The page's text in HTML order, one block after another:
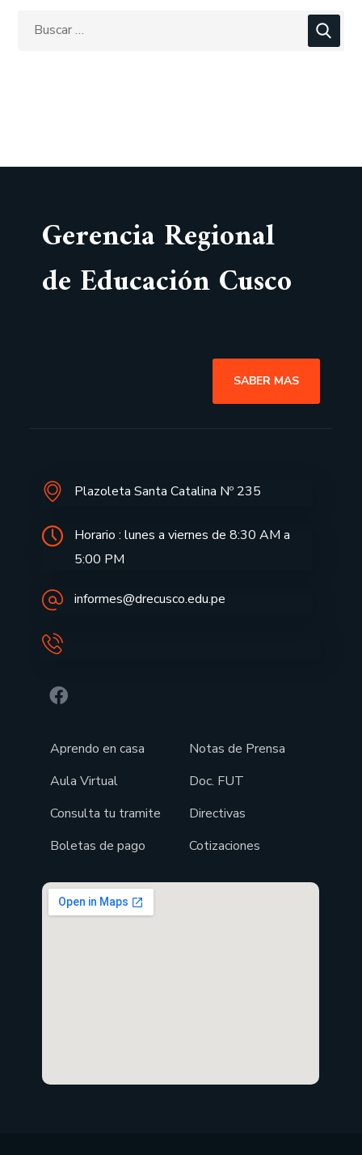
Gerencia Regional
de Educación Cusco
SABER MAS
Plazoleta Santa Catalina Nº 235
Horario : lunes a viernes de 8:30 AM a
5:00 PM
informes@drecusco.edu.pe
Aprendo en casa
Aula Virtual
Consulta tu tramite
Boletas de pago
Notas de Prensa
Doc. FUT
Directivas
Cotizaciones